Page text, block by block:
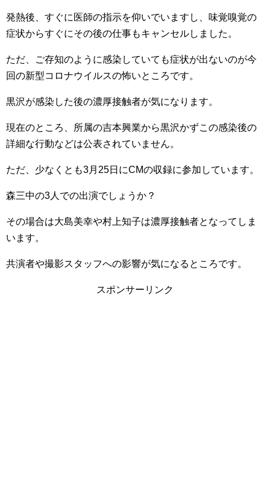
発熱後、すぐに医師の指示を仰いでいますし、味覚嗅覚の
症状からすぐにその後の仕事もキャンセルしました。
ただ、ご存知のように感染していても症状が出ないのが今
回の新型コロナウイルスの怖いところです。
黒沢が感染した後の濃厚接触者が気になります。
現在のところ、所属の吉本興業から黒沢かずこの感染後の
詳細な行動などは公表されていません。
ただ、少なくとも3月25日にCMの収録に参加しています。
森三中の3人での出演でしょうか？
その場合は大島美幸や村上知子は濃厚接触者となってしま
います。
共演者や撮影スタッフへの影響が気になるところです。
スポンサーリンク